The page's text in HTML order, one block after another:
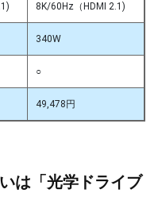
8K/60Hz（HDMI 2.1)
340W
○
49,478円
は「光学ドライブ